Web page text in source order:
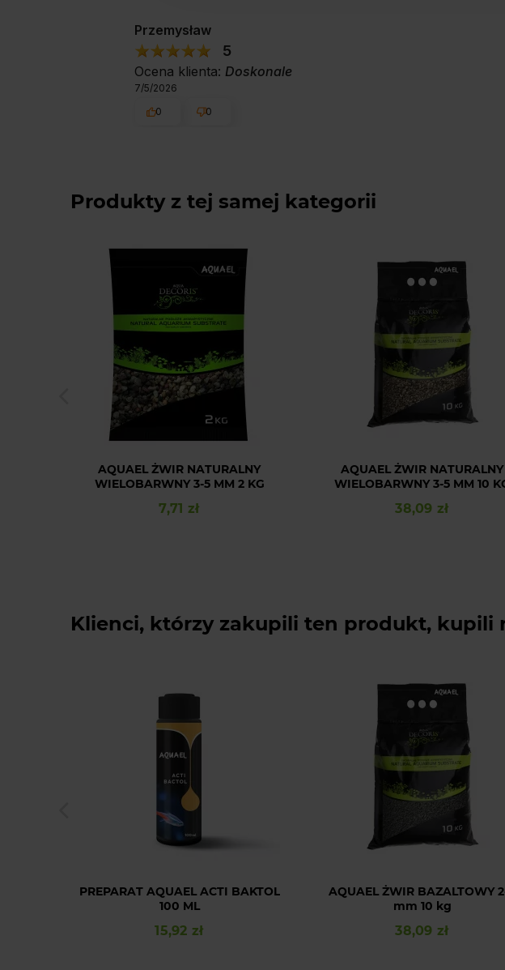
Przemysław
5
Ocena klienta: Doskonale
7/5/2026
0
0
Produkty z tej samej kategorii
AQUAEL ŻWIR NATURALNY
WIELOBARWNY 3-5 MM 2 KG
Cena
7,71 zł
AQUAEL ŻWIR NATURALNY
WIELOBARWNY 3-5 MM 10
Cena
38,09 zł
Klienci, którzy zakupili ten produkt, kupili
PREPARAT AQUAEL ACTI BAKTOL
100 ML
Cena
15,92 zł
AQUAEL ŻWIR BAZALTOWY
mm 10 kg
Cena
38,09 zł